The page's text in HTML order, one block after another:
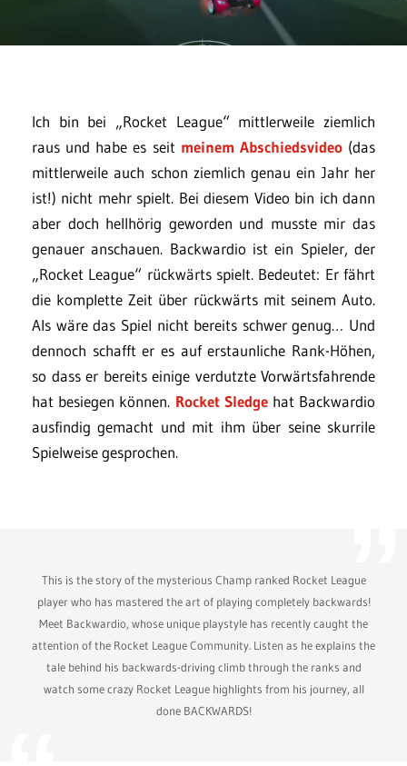
Ich bin bei „Rocket League“ mittlerweile ziemlich
raus und habe es seit meinem Abschiedsvideo(das
mittlerweile auch schon ziemlich genau ein Jahr her
ist!) nicht mehr spielt. Bei diesem Video bin ich dann
aber doch hellhörig geworden und musste mir das
genauer anschauen. Backwardio ist ein Spieler, der
„Rocket League“ rückwärts spielt. Bedeutet: Er fährt
die komplette Zeit über rückwärts mit seinem Auto.
Als wäre das Spiel nicht bereits schwer genug… Und
dennoch schafft er es auf erstaunliche Rank-Höhen,
so dass er bereits einige verdutzte Vorwärtsfahrende
hat besiegen können. Rocket Sledgehat Backwardio
ausfindig gemacht und mit ihm über seine skurrile
Spielweise gesprochen.
This is the story of the mysterious Champ ranked Rocket League
player who has mastered the art of playing completely backwards!
Meet Backwardio, whose unique playstyle has recently caught the
attention of the Rocket League Community. Listen as he explains the
tale behind his backwards-driving climb through the ranks and
watch some crazy Rocket League highlights from his journey, all
done BACKWARDS!